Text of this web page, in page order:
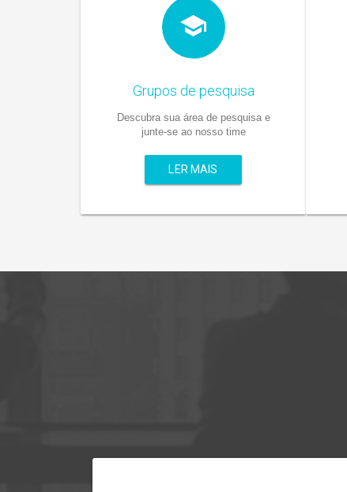
Grupos de pesquisa
Descubra sua área de pesquisa e
junte-se ao nosso time
LER MAIS